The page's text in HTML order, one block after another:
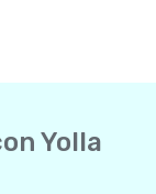
Yolla